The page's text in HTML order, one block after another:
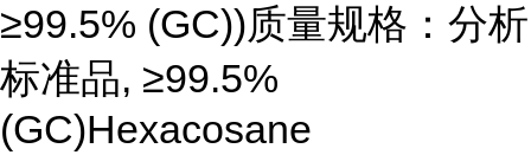
≥99.5% (GC))质量规格：分析
标准品, ≥99.5%
(GC)Hexacosane